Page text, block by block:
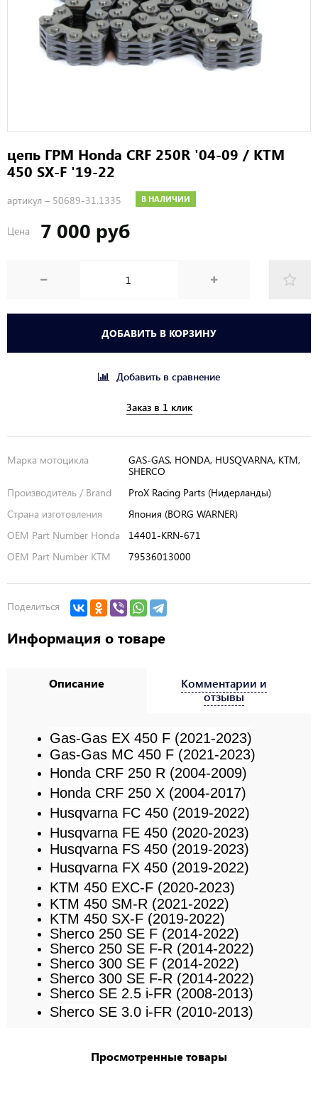
цепь ГРМ Honda CRF 250R '04-09 / KTM
450 SX-F '19-22
артикул – 50689-31.1335 В НАЛИЧИИ
Цена 7 000 руб
ДОБАВИТЬ В КОРЗИНУ
Добавить в сравнение
Заказ в 1 клик
Марка мотоцикла
GAS-GAS, HONDA, HUSQVARNA, KTM,
SHERCO
Производитель / Brand
ProX Racing Parts (Нидерланды)
Страна изготовления
Япония (BORG WARNER)
OEM Part Number Honda
14401-KRN-671
OEM Part Number KTM
79536013000
Поделиться
Информация о товаре
Описание
Gas-Gas EX 450 F (2021-2023)
Gas-Gas MC 450 F (2021-2023)
Honda CRF 250 R (2004-2009)
Honda CRF 250 X (2004-2017)
Husqvarna FC 450 (2019-2022)
Husqvarna FE 450 (2020-2023)
Husqvarna FS 450 (2019-2023)
Husqvarna FX 450 (2019-2022)
KTM 450 EXC-F (2020-2023)
KTM 450 SM-R (2021-2022)
KTM 450 SX-F (2019-2022)
Sherco 250 SE F (2014-2022)
Sherco 250 SE F-R (2014-2022)
Sherco 300 SE F (2014-2022)
Sherco 300 SE F-R (2014-2022)
Sherco SE 2.5 i-FR (2008-2013)
Sherco SE 3.0 i-FR (2010-2013)
Комментарии и
отзывы
Просмотренные товары